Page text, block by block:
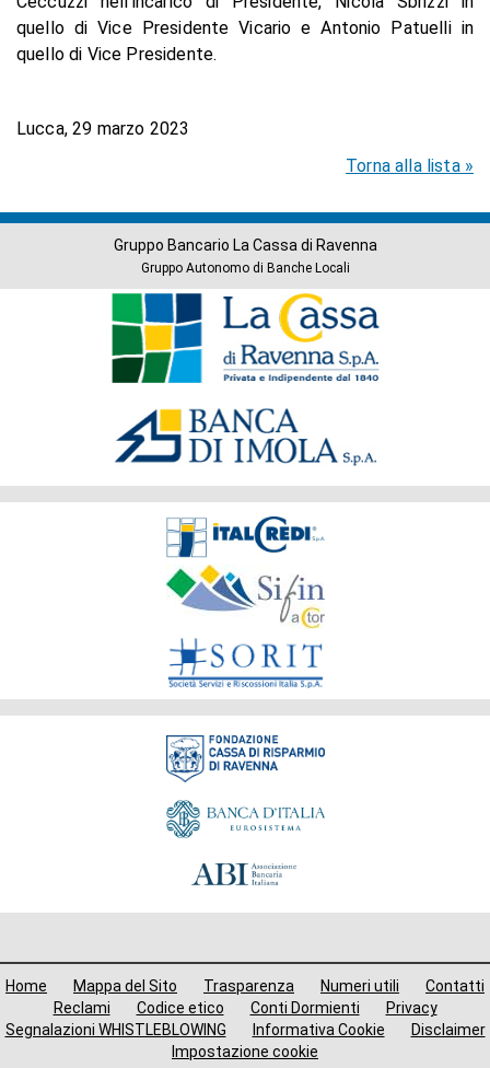
quello di Vice Presidente Vicario e Antonio Patuelli in
quello di Vice Presidente.
Lucca, 29 marzo 2023
Torna alla lista »
Gruppo Bancario La Cassa di Ravenna
Gruppo Autonomo di Banche Locali
Fondazione
Home Mappa del Sito Trasparenza Numeri utili
Contatti
Reclami
Codice etico Conti Dormienti
Privacy
Segnalazioni WHISTLEBLOWING
Informativa Cookie
Disclaimer
Impostazione cookie